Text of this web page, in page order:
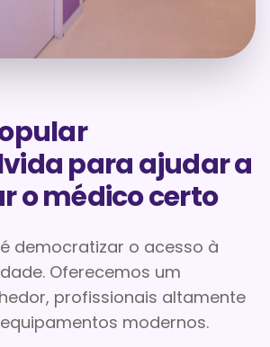
para ajudar a
o médico certo
democratizar o acesso à
Oferecemos um
profissionais altamente
modernos.